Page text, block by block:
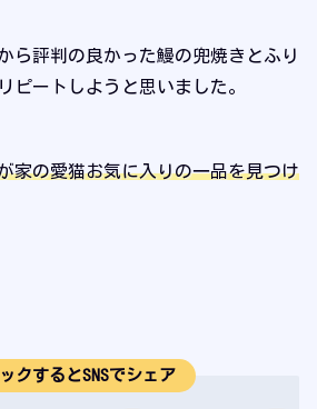
ら評判の良かった鰻の兜焼きとふり
ピートしようと思いました。
家の愛猫お気に入りの一品を見つけ
クするとSNSでシェア